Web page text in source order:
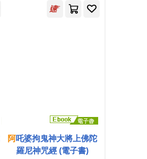
阿吒婆拘鬼神大將上佛陀
羅尼神咒經 (電子書)